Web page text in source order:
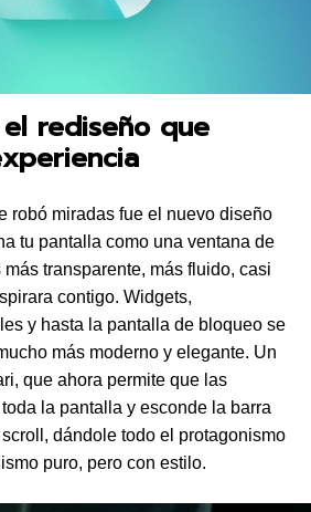
el rediseño que
robó miradas fue el nuevo diseño
tu pantalla como una ventana de
transparente, más fluido, casi
contigo. Widgets,
y hasta la pantalla de bloqueo se
más moderno y elegante. Un
que ahora permite que las
la pantalla y esconde la barra
dándole todo el protagonismo
puro, pero con estilo.